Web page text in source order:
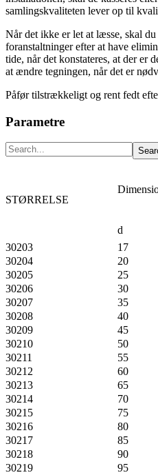
samlingskvaliteten lever op til
Når det ikke er let at læsse, skal
foranstaltninger efter at have
tide, når det konstateres, at der er
at ændre tegningen, når det er
Påfør tilstrækkeligt og rent fedt
Parametre
STØRRELSE
d
30203
17
30204
20
30205
25
30206
30
30207
35
30208
40
30209
45
30210
50
30211
55
30212
60
30213
65
30214
70
30215
75
30216
80
30217
85
30218
90
30219
95